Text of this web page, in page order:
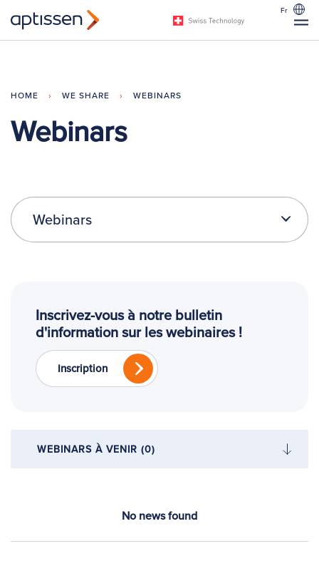
Fr
HOME › WE SHARE › WEBINARS
Webinars
Webinars
Inscrivez-vous à notre bulletin
d'information sur les webinaires !
Inscription
WEBINARS À VENIR (0)
WEBINARS PASSÉS (9)
No news found